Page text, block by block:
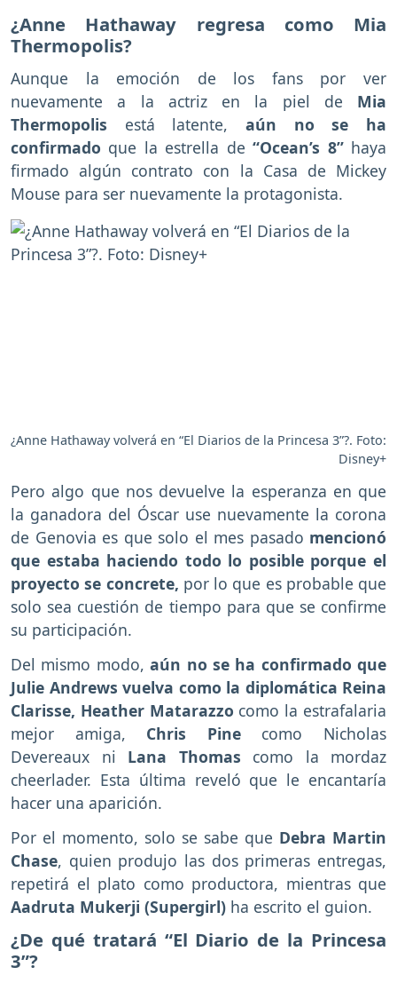
¿Anne Hathaway regresa como Mia
Thermopolis?
Aunque la emoción de los fans por ver
nuevamente a la actriz en la piel de Mia
Thermopolis está latente, aún no se ha
confirmado que la estrella de“Ocean’s 8”haya
firmado algún contrato con la Casa de Mickey
Mouse para ser nuevamente la protagonista.
¿Anne Hathaway volverá en “El Diarios de la Princesa 3”?. Foto:
Disney+
Pero algo que nos devuelve la esperanza en que
la ganadora del Óscar use nuevamente la corona
de Genovia es que solo el mes pasado mencionó
que estaba haciendo todo lo posible porque el
proyecto se concrete, por lo que es probable que
solo sea cuestión de tiempo para que se confirme
su participación.
Del mismo modo, aún no se ha confirmado que
Julie Andrews vuelva como la diplomática Reina
Clarisse, Heather Matarazzo como la estrafalaria
mejor amiga, Chris Pinecomo Nicholas
Devereaux ni Lana Thomas como la mordaz
cheerlader. Esta última reveló que le encantaría
hacer una aparición.
Por el momento, solo se sabe que Debra Martin
Chase, quien produjo las dos primeras entregas,
repetirá el plato como productora, mientras que
Aadruta Mukerji (Supergirl) ha escrito el guion.
¿De qué tratará “El Diario de la Princesa
3”?